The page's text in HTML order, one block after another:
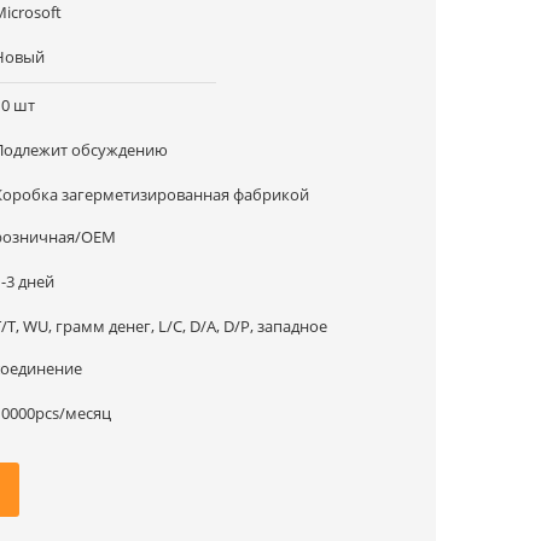
шт
обсуждению
загерметизированная фабрикой
OEM
3 дней
T, WU, грамм денег, L/C, D/A, D/P, западное
месяц